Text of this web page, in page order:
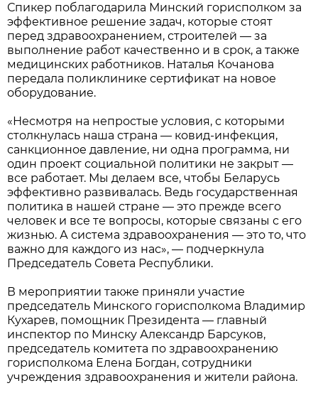
Спикер поблагодарила Минский горисполком за
эффективное решение задач, которые стоят
перед здравоохранением, строителей — за
выполнение работ качественно и в срок, а также
медицинских работников. Наталья Кочанова
передала поликлинике сертификат на новое
оборудование.
«Несмотря на непростые условия, с которыми
столкнулась наша страна — ковид-инфекция,
санкционное давление, ни одна программа, ни
один проект социальной политики не закрыт —
все работает. Мы делаем все, чтобы Беларусь
эффективно развивалась. Ведь государственная
политика в нашей стране — это прежде всего
человек и все те вопросы, которые связаны с его
жизнью. А система здравоохранения — это то, что
важно для каждого из нас», — подчеркнула
Председатель Совета Республики.
В мероприятии также приняли участие
председатель Минского горисполкома Владимир
Кухарев, помощник Президента — главный
инспектор по Минску Александр Барсуков,
председатель комитета по здравоохранению
горисполкома Елена Богдан, сотрудники
учреждения здравоохранения и жители района.